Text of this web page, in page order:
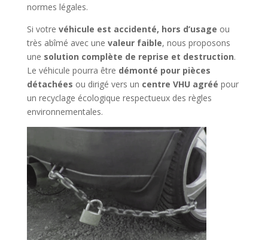
normes légales.
Si votre véhicule est accidenté, hors d’usage ou
très abîmé avec une valeur faible, nous proposons
une solution complète de reprise et destruction.
Le véhicule pourra être démonté pour pièces
détachées ou dirigé vers un centre VHU agréé pour
un recyclage écologique respectueux des règles
environnementales.